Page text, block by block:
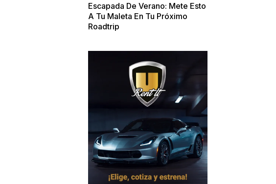
Escapada De Verano: Mete Esto
A Tu Maleta En Tu Próximo
Roadtrip